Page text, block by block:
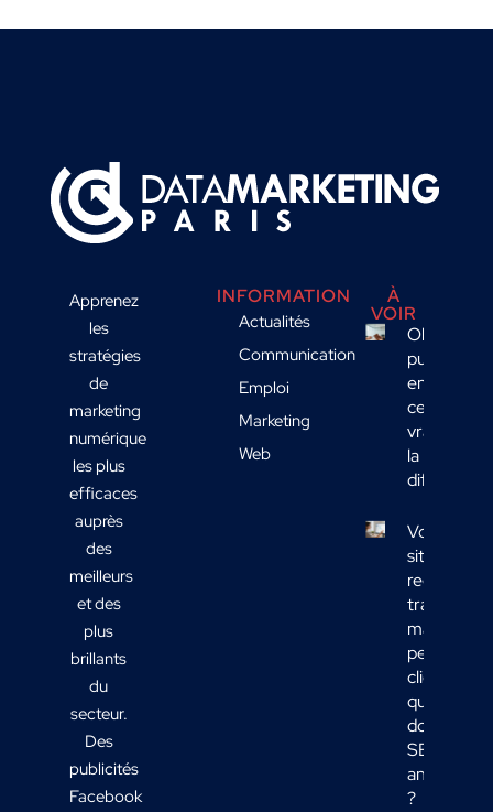
Apprenez
les
stratégies
de
marketing
numérique
les plus
efficaces
auprès
des
meilleurs
et des
plus
brillants
du
secteur.
Des
publicités
Facebook
INFORMATION
Actualités
Communication
Emploi
Marketing
Web
À
VOIR
Objet
publicitaire
en B2B :
ce qui fait
vraiment
la
différence
Votre
site
reçoit du
trafic
mais
peu de
clients :
quelles
données
SEO
analyser
?